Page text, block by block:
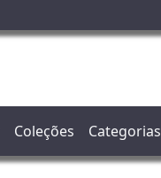
Coleções Categorias